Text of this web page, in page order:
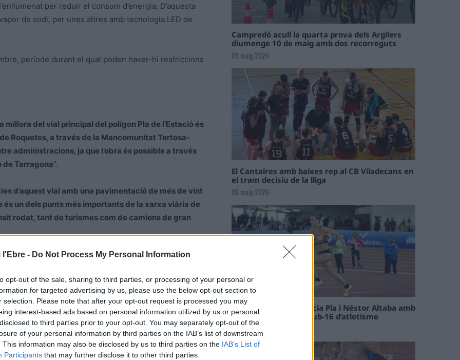
l'Ebre - Do Not Process My Personal Information
opt-out of the sale, sharing to third parties, or processing of your personal or
for targeted advertising by us, please use the below opt-out section to
selection. Please note that after your opt-out request is processed you may
interest-based ads based on personal information utilized by us or personal
to third parties prior to your opt-out. You may separately opt-out of the
of your personal information by third parties on the IAB’s list of downstream
This information may also be disclosed by us to third parties on the IAB’s List of
Participants that may further disclose it to other third parties.
per reduir el consum d’energia. D’aquesta
de sodi, per unes altres amb tecnologia LED de
període durant el qual poden haver-hi restriccions
millora del vial principal del polígon Pla de l’Estació és
Roquetes, a través de la Mancomunitat Tortosa-
administracions, ja que l’obra és possible a través
de Tarragona”.
d’aquest vial amb una pavimentació de més de vint
és un dels punts més importants de la xarxa viària de
rodat, tant de turismes com de camions de gran
ha expressat la seva satisfacció per aquesta
un fet que demostra que es tracta d’una “
En aquest sentit, ha volgut agrair a la Diputació la
el polígon Pla de l’Estació es troba “ple d’activitat
de l’accessibilitat a totes les seves indústries i
Campredó acull la quarta prova dels Argilers
diumenge 10 de maig amb dos recorreguts
09 maig 2026
El Cantaires amb baixes rep al CB Viladecans en
el tram decisiu de la lliga
09 maig 2026
Paula Sintorres, Patrícia Pla i Néstor Altaba amb
la selecció catalana sub-16 d’atletisme
08 maig 2026